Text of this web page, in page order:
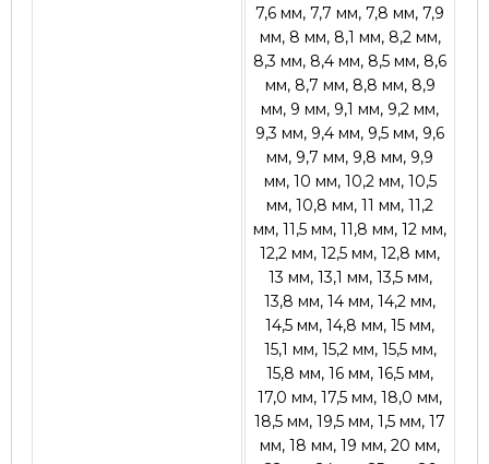
7,6 мм, 7,7 мм, 7,8 мм, 7,9
мм, 8 мм, 8,1 мм, 8,2 мм,
8,3 мм, 8,4 мм, 8,5 мм, 8,6
мм, 8,7 мм, 8,8 мм, 8,9
мм, 9 мм, 9,1 мм, 9,2 мм,
9,3 мм, 9,4 мм, 9,5 мм, 9,6
мм, 9,7 мм, 9,8 мм, 9,9
мм, 10 мм, 10,2 мм, 10,5
мм, 10,8 мм, 11 мм, 11,2
мм, 11,5 мм, 11,8 мм, 12 мм,
12,2 мм, 12,5 мм, 12,8 мм,
13 мм, 13,1 мм, 13,5 мм,
13,8 мм, 14 мм, 14,2 мм,
14,5 мм, 14,8 мм, 15 мм,
15,1 мм, 15,2 мм, 15,5 мм,
15,8 мм, 16 мм, 16,5 мм,
17,0 мм, 17,5 мм, 18,0 мм,
18,5 мм, 19,5 мм, 1,5 мм, 17
мм, 18 мм, 19 мм, 20 мм,